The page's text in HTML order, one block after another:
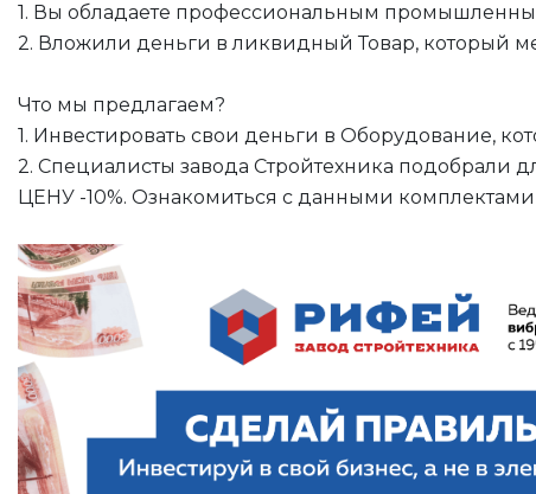
1. Вы обладаете профессиональным
2. Вложили деньги в ликвидный Товар, который
Что мы предлагаем?
1. Инвестировать свои деньги в Оборудование,
2. Специалисты завода Стройтехника подобрали
ЦЕНУ -10%. Ознакомиться с данными